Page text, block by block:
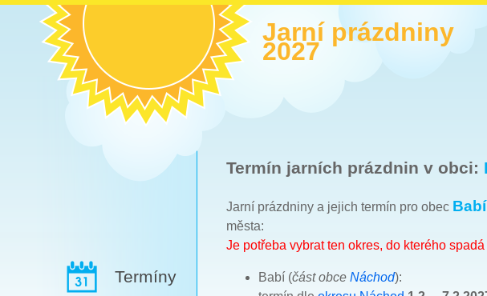
Jarní prázdniny
2027
Termíny
Termín jarních prázdnin v obci:
Jarní prázdniny a jejich termín pro obec Babí
města:
Je potřeba vybrat ten okres, do kterého
Babí (část obce Náchod):